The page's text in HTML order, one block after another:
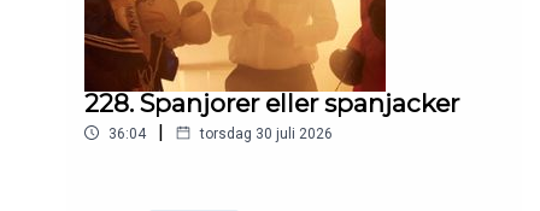
228. Spanjorer eller spanjacker
36:04 | torsdag 30 juli 2026